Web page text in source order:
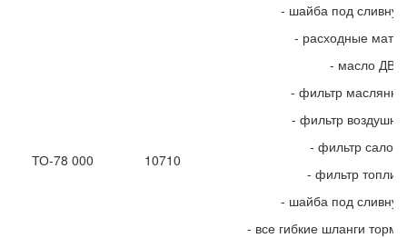
- шайба под
- расходные
ТО-78 000 10710
- масло ДВС
- фильтр
- фильтр
- фильтр
- фильтр
- шайба под
- все гибкие шланги